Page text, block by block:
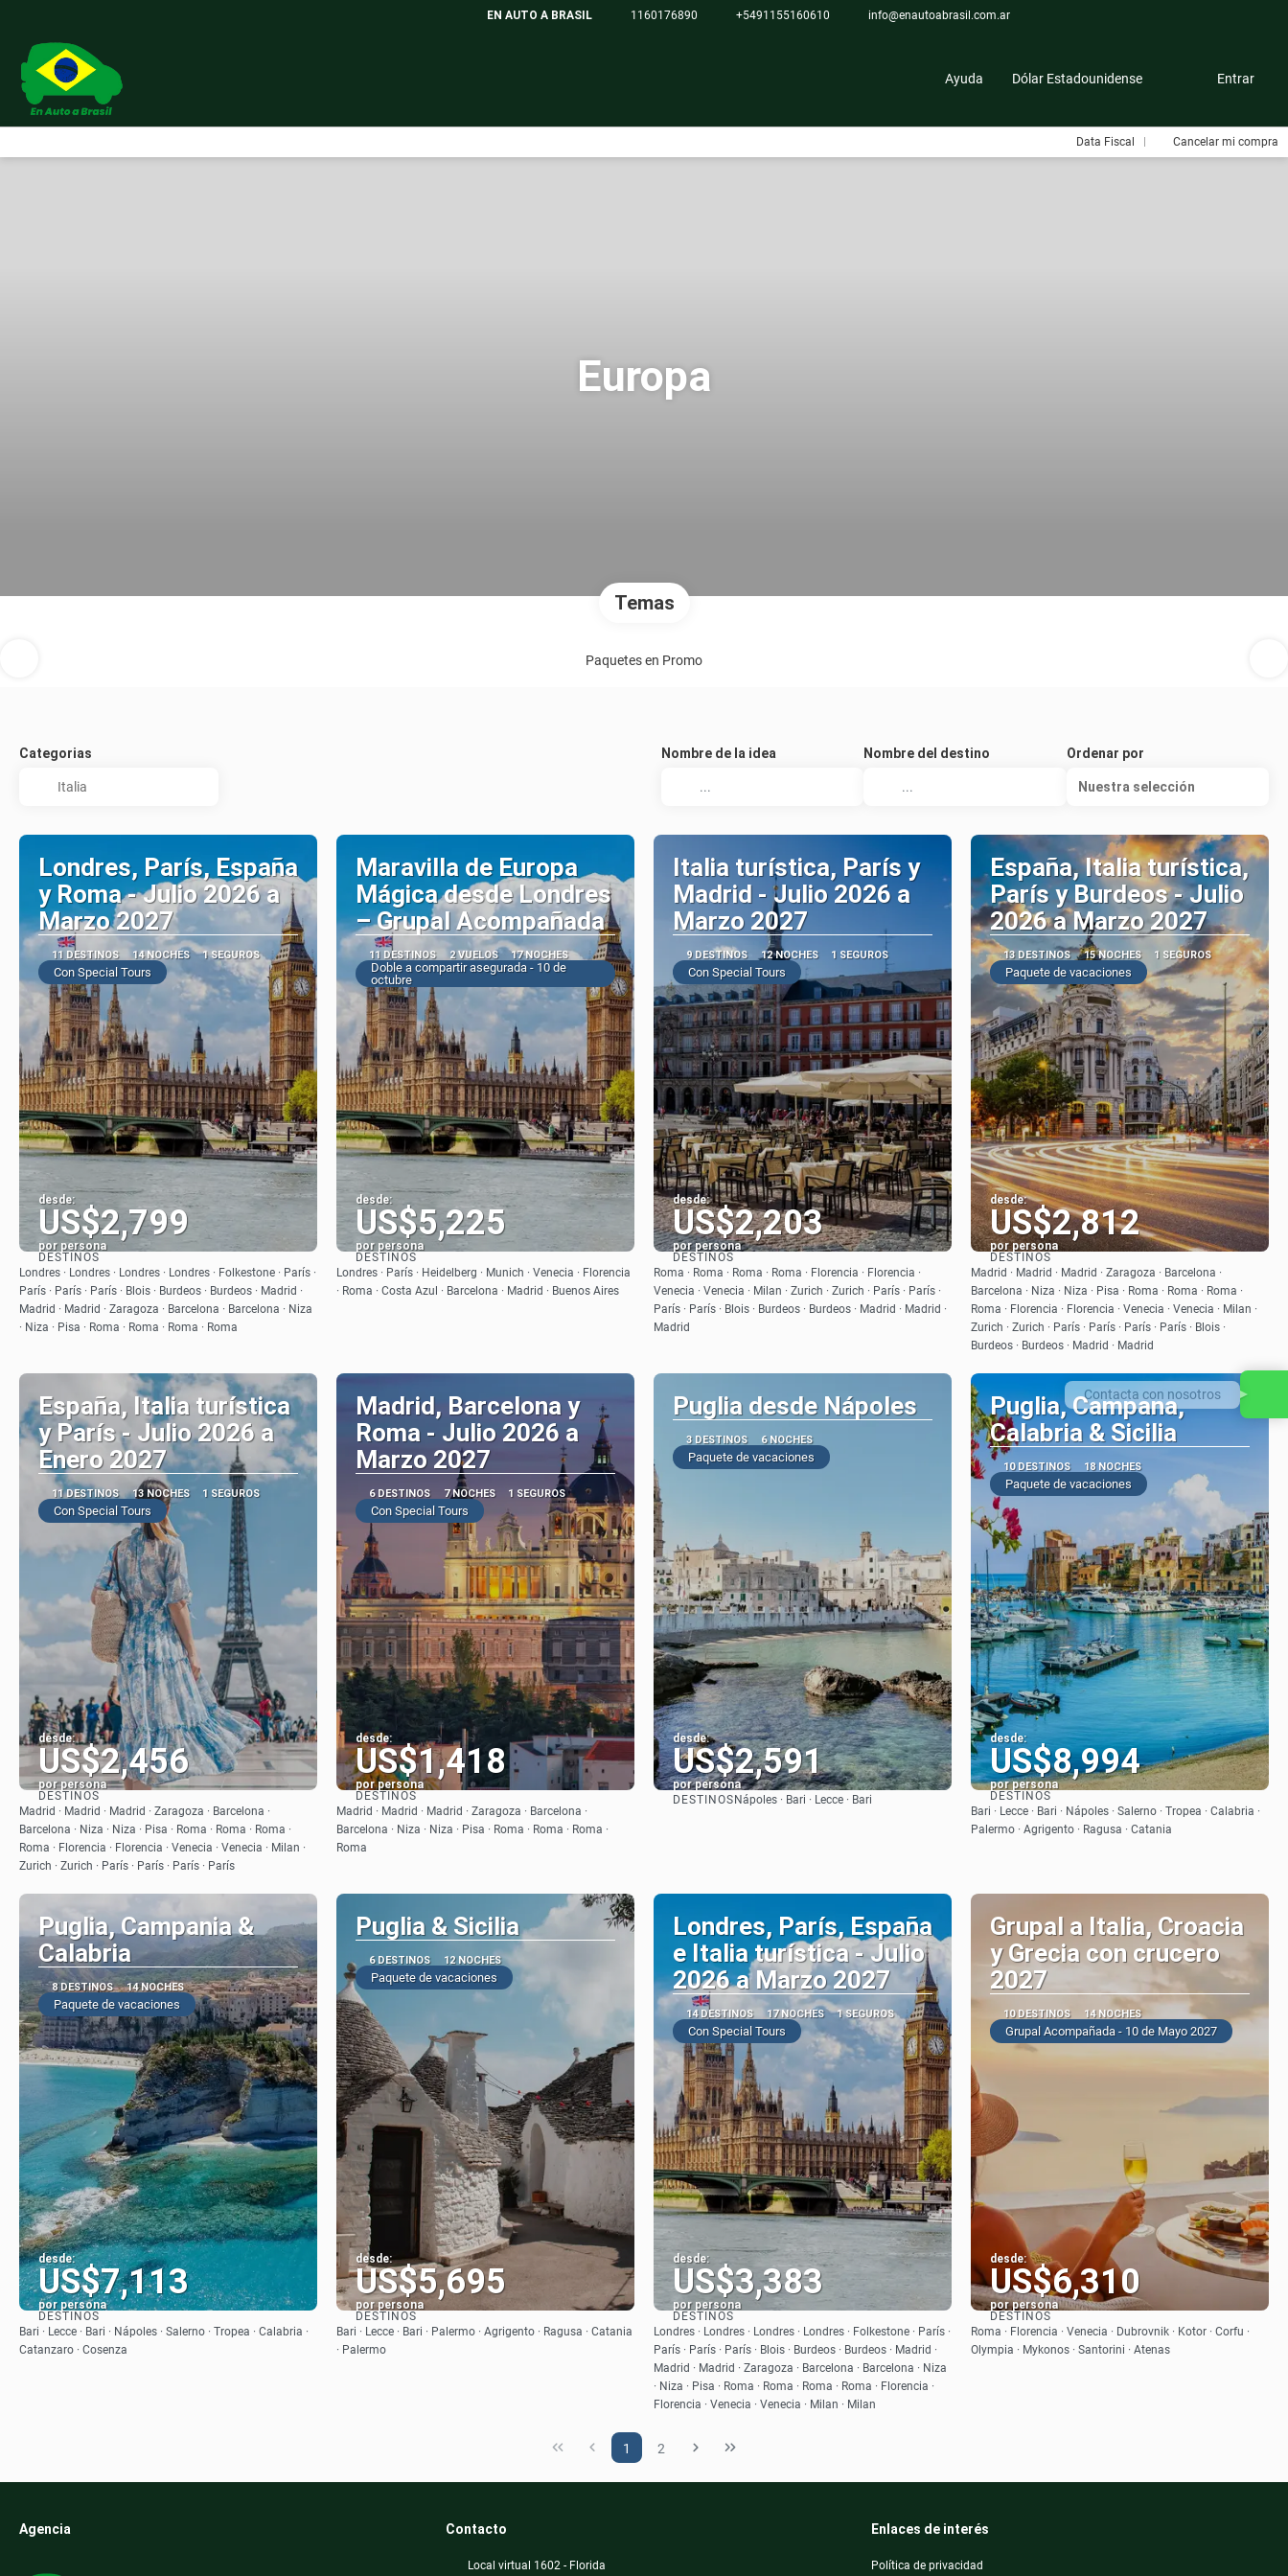
EN AUTO A BRASIL 1160176890 +5491155160610 info@enautoabrasil.com.ar
Ayuda Dólar Estadounidense Entrar
Data Fiscal Cancelar mi compra
Europa
Temas
Paquetes en Promo
Categorias Nombre de la idea Nombre del destino Ordenar por
Nuestra selección
Londres, París, España
y Roma - Julio 2026 a
Marzo 2027
11 DESTINOS 14 NOCHES 1 SEGUROS
Con Special Tours
desde:
US$2,799
por persona
Ver
DESTINOS
Londres · Londres · Londres · Londres · Folkestone · París ·
París · París · París · Blois · Burdeos · Burdeos · Madrid ·
Madrid · Madrid · Zaragoza · Barcelona · Barcelona · Niza
· Niza · Pisa · Roma · Roma · Roma · Roma
Maravilla de Europa
Mágica desde Londres
– Grupal Acompañada
11 DESTINOS 2 VUELOS 17 NOCHES
Doble a compartir asegurada - 10 de
octubre
desde:
US$5,225
por persona
Ver
DESTINOS
Londres · París · Heidelberg · Munich · Venecia · Florencia
· Roma · Costa Azul · Barcelona · Madrid · Buenos Aires
Italia turística, París y
Madrid - Julio 2026 a
Marzo 2027
9 DESTINOS 12 NOCHES 1 SEGUROS
Con Special Tours
desde:
US$2,203
por persona
Ver
DESTINOS
Roma · Roma · Roma · Roma · Florencia · Florencia ·
Venecia · Venecia · Milan · Zurich · Zurich · París · París ·
París · París · Blois · Burdeos · Burdeos · Madrid · Madrid ·
Madrid
España, Italia turística,
París y Burdeos - Julio
2026 a Marzo 2027
13 DESTINOS 15 NOCHES 1 SEGUROS
Paquete de vacaciones
desde:
US$2,812
por persona
Ver
DESTINOS
Madrid · Madrid · Madrid · Zaragoza · Barcelona ·
Barcelona · Niza · Niza · Pisa · Roma · Roma · Roma ·
Roma · Florencia · Florencia · Venecia · Venecia · Milan ·
Zurich · Zurich · París · París · París · París · Blois ·
Burdeos · Burdeos · Madrid · Madrid
España, Italia turística
y París - Julio 2026 a
Enero 2027
11 DESTINOS 13 NOCHES 1 SEGUROS
Con Special Tours
desde:
US$2,456
por persona
Ver
DESTINOS
Madrid · Madrid · Madrid · Zaragoza · Barcelona ·
Barcelona · Niza · Niza · Pisa · Roma · Roma · Roma ·
Roma · Florencia · Florencia · Venecia · Venecia · Milan ·
Zurich · Zurich · París · París · París · París
Madrid, Barcelona y
Roma - Julio 2026 a
Marzo 2027
6 DESTINOS 7 NOCHES 1 SEGUROS
Con Special Tours
desde:
US$1,418
por persona
Ver
DESTINOS
Madrid · Madrid · Madrid · Zaragoza · Barcelona ·
Barcelona · Niza · Niza · Pisa · Roma · Roma · Roma ·
Roma
Puglia desde Nápoles
3 DESTINOS 6 NOCHES
Paquete de vacaciones
desde:
US$2,591
por persona
DESTINOS Nápoles · Bari · Lecce · Bari
Puglia, Campana,
Calabria & Sicilia
10 DESTINOS 18 NOCHES
Paquete de vacaciones
desde:
US$8,994
por persona
Ver
DESTINOS
Bari · Lecce · Bari · Nápoles · Salerno · Tropea · Calabria ·
Palermo · Agrigento · Ragusa · Catania
Puglia, Campania &
Calabria
8 DESTINOS 14 NOCHES
Paquete de vacaciones
desde:
US$7,113
por persona
Ver
DESTINOS
Bari · Lecce · Bari · Nápoles · Salerno · Tropea · Calabria ·
Catanzaro · Cosenza
Puglia & Sicilia
6 DESTINOS 12 NOCHES
Paquete de vacaciones
desde:
US$5,695
por persona
Ver
DESTINOS
Bari · Lecce · Bari · Palermo · Agrigento · Ragusa · Catania
· Palermo
Londres, París, España
e Italia turística - Julio
2026 a Marzo 2027
14 DESTINOS 17 NOCHES 1 SEGUROS
Con Special Tours
desde:
US$3,383
por persona
Ver
DESTINOS
Londres · Londres · Londres · Londres · Folkestone · París ·
París · París · París · Blois · Burdeos · Burdeos · Madrid ·
Madrid · Madrid · Zaragoza · Barcelona · Barcelona · Niza
· Niza · Pisa · Roma · Roma · Roma · Roma · Florencia ·
Florencia · Venecia · Venecia · Milan · Milan
Grupal a Italia, Croacia
y Grecia con crucero
2027
10 DESTINOS 14 NOCHES
Grupal Acompañada - 10 de Mayo 2027
desde:
US$6,310
por persona
Ver
DESTINOS
Roma · Florencia · Venecia · Dubrovnik · Kotor · Corfu ·
Olympia · Mykonos · Santorini · Atenas
1 2
Agencia Contacto
Local virtual 1602 - Florida
Enlaces de interés
Política de privacidad
Contacta con nosotros